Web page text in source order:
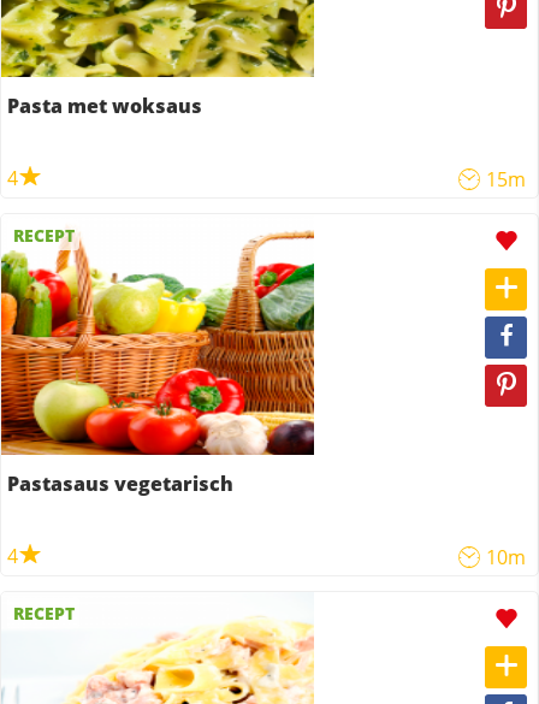
Pasta met woksaus
4 15m
RECEPT
Pastasaus vegetarisch
4 10m
RECEPT